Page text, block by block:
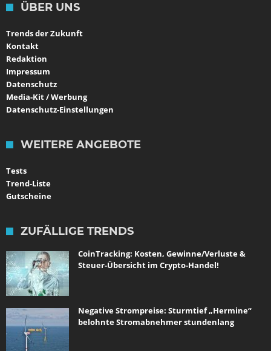
ÜBER UNS
Trends der Zukunft
Kontakt
Redaktion
Impressum
Datenschutz
Media-Kit / Werbung
Datenschutz-Einstellungen
WEITERE ANGEBOTE
Tests
Trend-Liste
Gutscheine
ZUFÄLLIGE TRENDS
CoinTracking: Kosten, Gewinne/Verluste &
Steuer-Übersicht im Crypto-Handel!
Negative Strompreise: Sturmtief „Hermine“
belohnte Stromabnehmer stundenlang